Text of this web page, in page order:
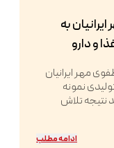
به
و دارو
مهر ایرانیان
تولیدی نمونه
نتیجه تلاش
ادامه مطلب